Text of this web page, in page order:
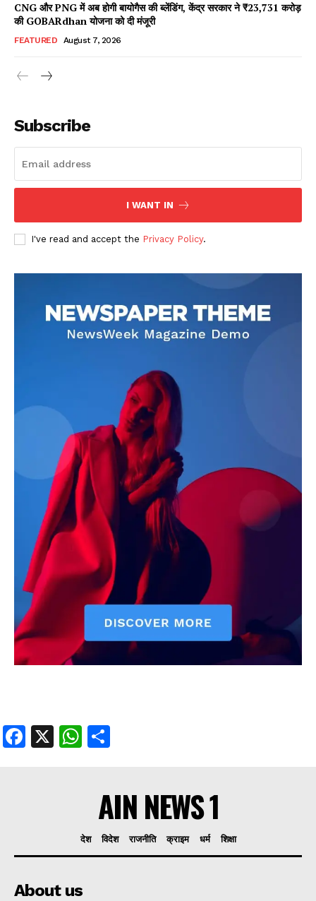
Read Latest News on AIN
NEWS 1 App
AIN NEWS 1
Contact Us
Privacy Policy
Terms of Use Agreement
Facebook
X WhatsApp
Share
CNG और PNG में अब होगी बायोगैस की ब्लेंडिंग, केंद्र सरकार ने ₹23,731 करोड़
की GOBARdhan योजना को दी मंजूरी
FEATURED August 7, 2026
Subscribe
I WANT IN
I've read and accept the Privacy Policy.
Facebook
X WhatsApp
AIN NEWS 1
देश विदेश राजनीति क्राइम धर्म शिक्षा
About us